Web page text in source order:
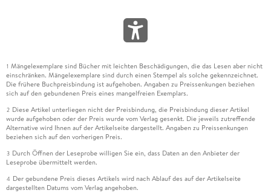
1 Mängelexemplare sind Bücher mit leichten Beschädigungen, die das Lesen aber nicht
einschränken. Mängelexemplare sind durch einen Stempel als solche gekennzeichnet.
Die frühere Buchpreisbindung ist aufgehoben. Angaben zu Preissenkungen beziehen
sich auf den gebundenen Preis eines mangelfreien Exemplars.
2 Diese Artikel unterliegen nicht der Preisbindung, die Preisbindung dieser Artikel
wurde aufgehoben oder der Preis wurde vom Verlag gesenkt. Die jeweils zutreffende
Alternative wird Ihnen auf der Artikelseite dargestellt. Angaben zu Preissenkungen
beziehen sich auf den vorherigen Preis.
3 Durch Öffnen der Leseprobe willigen Sie ein, dass Daten an den Anbieter der
Leseprobe übermittelt werden.
4 Der gebundene Preis dieses Artikels wird nach Ablauf des auf der Artikelseite
dargestellten Datums vom Verlag angehoben.